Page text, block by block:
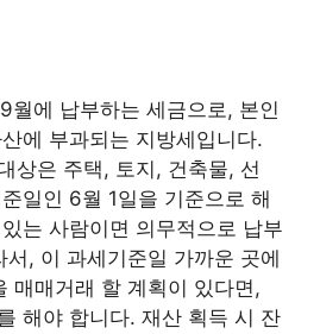
월에 납부하는 세금으로, 본인
에 부과되는 지방세입니다.
상은 주택, 토지, 건축물, 선
일인 6월 1일을 기준으로 해
는 사람이면 의무적으로 납부
, 이 과세기준일 가까운 곳에
매매거래 할 계획이 있다면,
해야 합니다. 재산 획득 시 잔